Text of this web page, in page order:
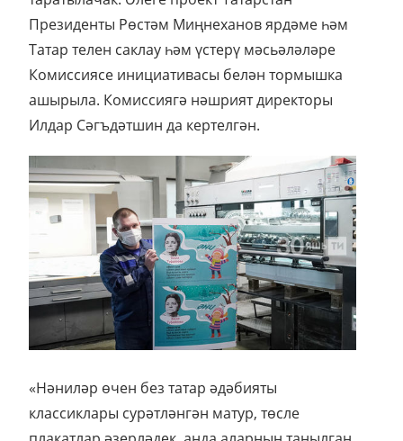
Президенты Рөстәм Миңнеханов ярдәме һәм
Татар телен саклау һәм үстерү мәсьәләләре
Комиссиясе инициативасы белән тормышка
ашырыла. Комиссиягә нәшрият директоры
Илдар Сәгъдәтшин да кертелгән.
«Нәниләр өчен без татар әдәбияты
классиклары сурәтләнгән матур, төсле